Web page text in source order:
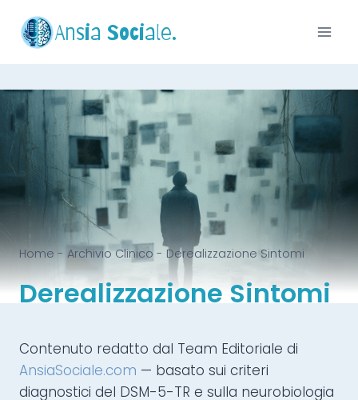
Ansia Sociale.
Home- Archivio Clinico - Derealizzazione Sintomi
Derealizzazione Sintomi
Contenuto redatto dal Team Editoriale di
AnsiaSociale.com — basato sui criteri
diagnostici del DSM-5-TR e sulla neurobiologia